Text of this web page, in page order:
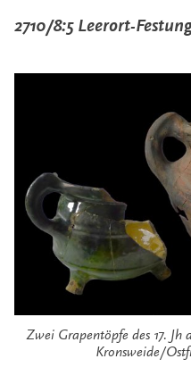
2710/8:5 Leerort-
Zwei Grapentöpfe des 17. Jh
Kronsweide/